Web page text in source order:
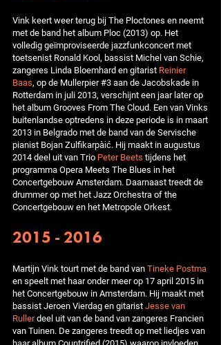
Vink keert weer terug bij The Ploctones en neemt
met de band het album Ploc (2013) op. Het
volledig geïmproviseerde jazzfunkconcert met
toetsenist Ronald Kool, bassist Michel van Schie,
zangeres Linda Bloemhard en gitarist Reinier
Baas, op de Mullerpier #3 aan de Jacobskade in
Rotterdam in juli 2013, verschijnt een jaar later op
het album Grooves From The Cloud. Een van Vinks
buitenlandse optredens in deze periode is in maart
2013 in Belgrado met de band van de Servische
pianist Bojan Zulfikarpašić. Hij maakt in augustus
2014 deel uit van Trio Peter Beets tijdens het
programma Opera Meets The Blues in het
Concertgebouw Amsterdam. Daarnaast treedt de
drummer op met het Jazz Orchestra of the
Concertgebouw en het Metropole Orkest.
2015 - 2016
Martijn Vink tourt met de band vanTineke Postma
en speelt met haar onder meer op 17 april 2015 in
het Concertgebouw in Amsterdam. Hij maakt met
bassist Jeroen Vierdag en gitaristJesse van
Rullerdeel uit van de band van zangeres Francien
van Tuinen. De zangeres treedt op met liedjes van